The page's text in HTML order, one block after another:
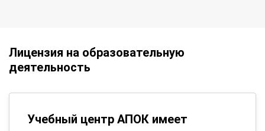
Лицензия на образовательную
деятельность
Учебный центр АПОК имеет